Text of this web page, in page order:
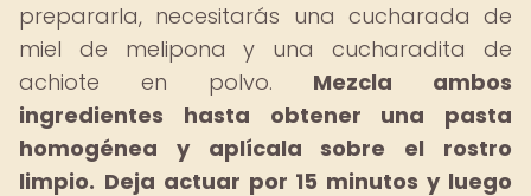
prepararla, necesitarás una cucharada de
miel de melipona y una cucharadita de
achiote en polvo. Mezcla ambos
ingredientes hasta obtener una pasta
homogénea y aplícala sobre el rostro
limpio. Deja actuar por 15 minutos y luego